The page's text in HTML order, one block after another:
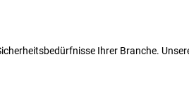
Ihrer Branche.